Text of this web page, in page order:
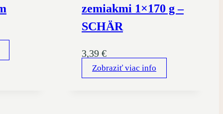
zemiakmi 1×170 g –
SCHÄR
3,39 €
Zobraziť viac info